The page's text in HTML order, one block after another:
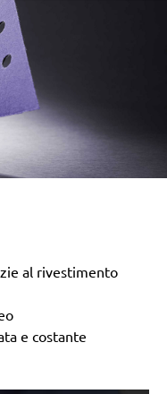
al rivestimento
e costante